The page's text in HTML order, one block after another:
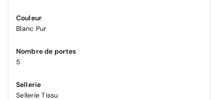
Couleur
Blanc Pur
Nombre de portes
5
Sellerie
Sellerie Tissu